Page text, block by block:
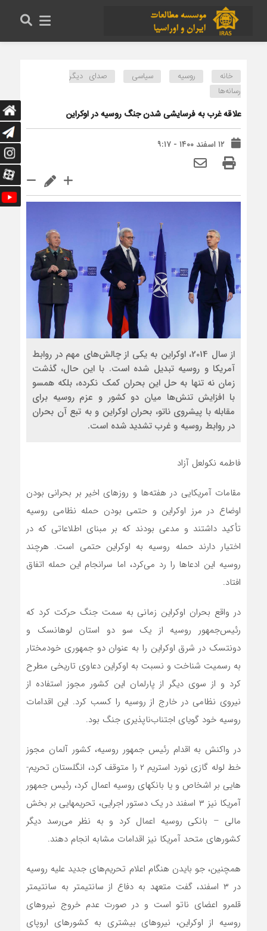
خانه روسیه سیاسی
صدای دیگر
رسانه‌ها
علاقه غرب به فرسایشی شدن جنگ روسیه در اوکراین
۱۲ اسفند ۱۴۰۰ - ۹:۱۷
از سال 2014، اوکراین به یکی از چالش‌های مهم در روابط
آمریکا و روسیه تبدیل شده است. با این حال، گذشت
زمان نه تنها به حل این بحران کمک نکرده، بلکه همسو
با افزایش تنش‌­ها میان دو کشور و عزم روسیه برای
مقابله با پیشروی ناتو، بحران اوکراین و به تبع آن بحران
در روابط روسیه و غرب تشدید شده است.
فاطمه نکولعل آزاد
مقامات آمریکایی در هفته­‌ها و روزهای اخیر بر بحرانی بودن
اوضاع در مرز اوکراین و حتمی بودن حمله نظامی روسیه
تأکید داشتند و مدعی بودند که بر مبنای اطلاعاتی که در
اختیار دارند حمله روسیه به اوکراین حتمی است. هرچند
روسیه این ادعاها را رد می‌­کرد، اما سرانجام این حمله اتفاق
افتاد.
در واقع بحران اوکراین زمانی به سمت جنگ حرکت کرد که
رئیس‌جمهور روسیه از یک سو دو استان لوهانسک و
دونتسک در شرق اوکراین را به عنوان دو جمهوری خودمختار
به رسمیت شناخت و نسبت به اوکراین دعاوی تاریخی مطرح
کرد و از سوی دیگر از پارلمان این کشور مجوز استفاده از
نیروی نظامی در خارج از روسیه را کسب کرد. این اقدامات
روسیه خود گویای اجتناب­‌ناپذیری جنگ بود.
در واکنش به اقدام رئیس جمهور روسیه، کشور آلمان مجوز
خط لوله گازی نورد استریم ۲ را متوقف کرد، انگلستان تحریم‌­
هایی بر اشخاص و یا بانک­های روسیه اعمال کرد، رئیس جمهور
آمریکا نیز ۳ اسفند در یک دستور اجرایی، تحریم­هایی بر بخش
مالی – بانکی روسیه اعمال کرد و به نظر می­‌رسد دیگر
کشورهای متحد آمریکا نیز اقدامات مشابه انجام دهند.
همچنین، جو بایدن هنگام اعلام تحریم‌­های جدید علیه روسیه
در ۳ اسفند، گفت متعهد به دفاع از سانتیمتر به سانتیمتر
قلمرو اعضای ناتو است و در صورت عدم خروج نیروهای
روسیه از اوکراین، نیروهای بیشتری به کشورهای اروپای